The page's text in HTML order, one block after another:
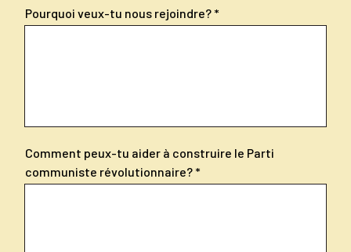
Pourquoi veux-tu nous rejoindre?
Comment peux-tu aider à construire le Parti
communiste révolutionnaire?